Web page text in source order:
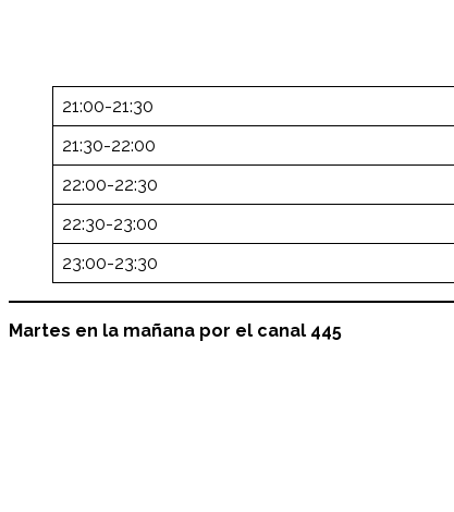
21:00-21:30
21:30-22:00
22:00-22:30
22:30-23:00
23:00-23:30
Martes en la mañana por el canal 445